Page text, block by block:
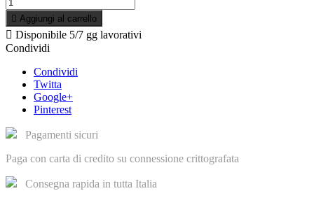
 Aggiungi al carrello
 Disponibile 5/7 gg lavorativi
Condividi
Condividi
Twitta
Google+
Pinterest
Pagamenti sicuri
Paga con carta di credito su connessione crittografata
Consegna rapida in tutta Italia